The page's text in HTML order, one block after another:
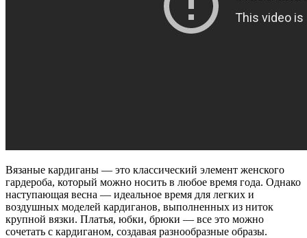
Вязаные кардиганы — это классический элемент женского
гардероба, который можно носить в любое время года. Однако
наступающая весна — идеальное время для легких и
воздушных моделей кардиганов, выполненных из ниток
крупной вязки. Платья, юбки, брюки — все это можно
сочетать с кардиганом, создавая разнообразные образы.